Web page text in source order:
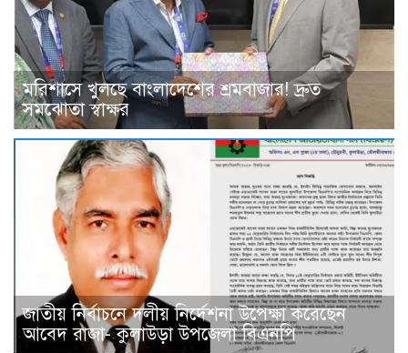
মরিশাসে খুলছে বাংলাদেশের শ্রমবাজার! দ্রুত
সমঝোতা স্বাক্ষর
জাতীয় নির্বাচনে দলীয় নির্দেশনা উপেক্ষা করেছেন
আবেদ রাজা- কুলাউড়া উপজেলা বিএনপি